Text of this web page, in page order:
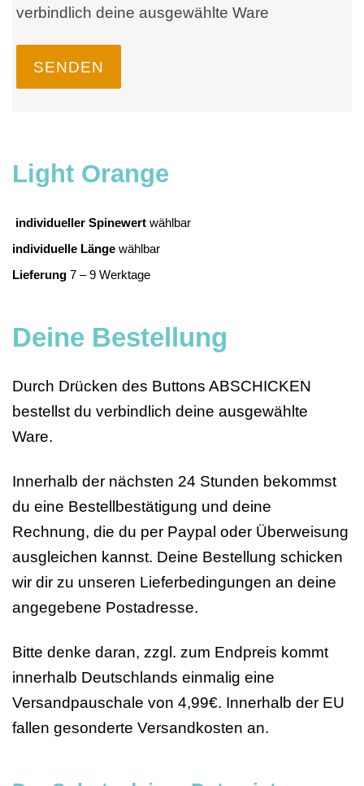
verbindlich deine ausgewählte Ware
SENDEN
Light Orange
individueller Spinewert wählbar
individuelle Länge wählbar
Lieferung 7 – 9 Werktage
Deine Bestellung
Durch Drücken des Buttons ABSCHICKEN
bestellst du verbindlich deine ausgewählte
Ware.
Innerhalb der nächsten 24 Stunden bekommst
du eine Bestellbestätigung und deine
Rechnung, die du per Paypal oder Überweisung
ausgleichen kannst. Deine Bestellung schicken
wir dir zu unseren Lieferbedingungen an deine
angegebene Postadresse.
Bitte denke daran, zzgl. zum Endpreis kommt
innerhalb Deutschlands einmalig eine
Versandpauschale von 4,99€. Innerhalb der EU
fallen gesonderte Versandkosten an.